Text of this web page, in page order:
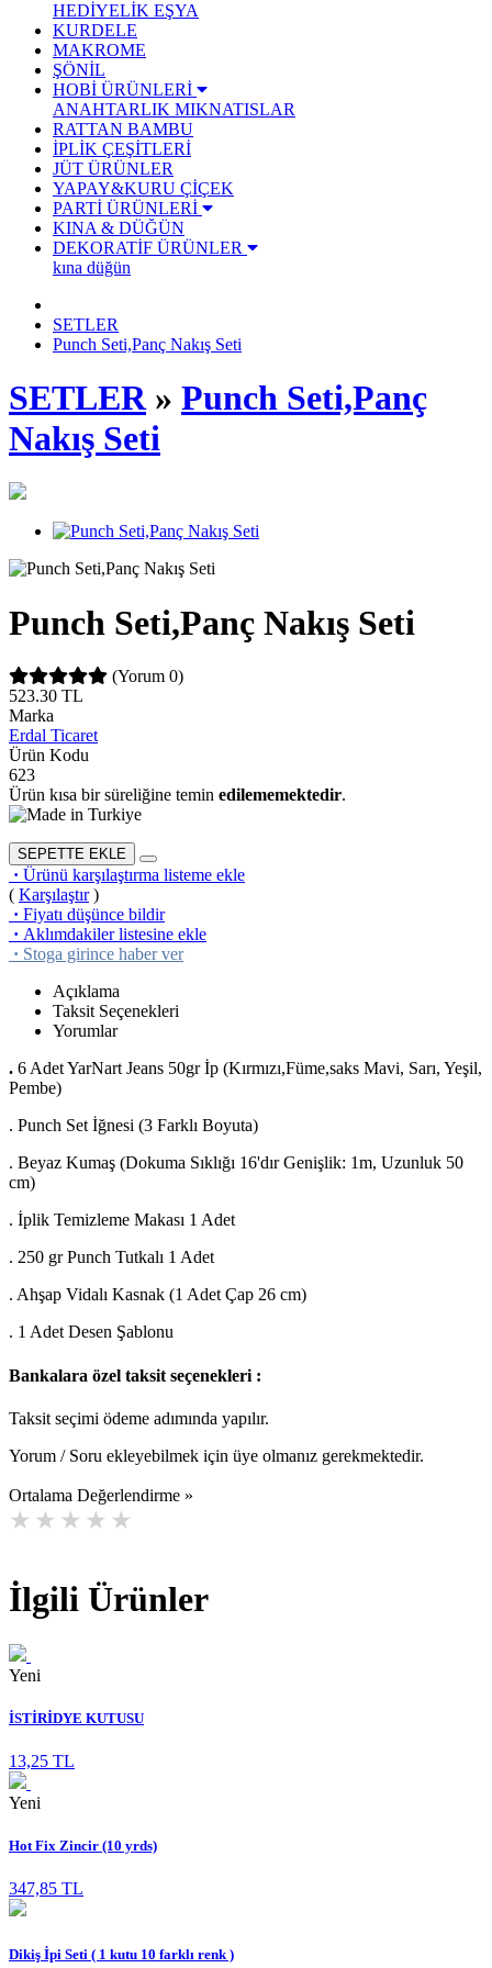
HEDİYELİK EŞYA
KURDELE
MAKROME
ŞÖNİL
HOBİ ÜRÜNLERİ
ANAHTARLIK MIKNATISLAR
RATTAN BAMBU
İPLİK ÇEŞİTLERİ
JÜT ÜRÜNLER
YAPAY&KURU ÇİÇEK
PARTİ ÜRÜNLERİ
KINA & DÜĞÜN
DEKORATİF ÜRÜNLER
kına düğün
SETLER
Punch Seti,Panç Nakış Seti
SETLER » Punch Seti,Panç
Nakış Seti
Punch Seti,Panç Nakış Seti
(Yorum 0)
523.30 TL
Marka
Erdal Ticaret
Ürün Kodu
623
Ürün kısa bir süreliğine temin edilememektedir.
SEPETTE EKLE
· Ürünü karşılaştırma listeme ekle
( Karşılaştır)
· Fiyatı düşünce bildir
· Aklımdakiler listesine ekle
· Stoga girince haber ver
Açıklama
Taksit Seçenekleri
Yorumlar
. 6 Adet YarNart Jeans 50gr İp (Kırmızı,Füme,saks Mavi, Sarı, Yeşil,
Pembe)
. Punch Set İğnesi (3 Farklı Boyuta)
. Beyaz Kumaş (Dokuma Sıklığı 16'dır Genişlik: 1m, Uzunluk 50
cm)
. İplik Temizleme Makası 1 Adet
. 250 gr Punch Tutkalı 1 Adet
. Ahşap Vidalı Kasnak (1 Adet Çap 26 cm)
. 1 Adet Desen Şablonu
Bankalara özel taksit seçenekleri :
Taksit seçimi ödeme adımında yapılır.
Yorum / Soru ekleyebilmek için üye olmanız gerekmektedir.
Ortalama Değerlendirme »
İlgili Ürünler
Yeni
İSTİRİDYE KUTUSU
13,25 TL
Yeni
Hot Fix Zincir (10 yrds)
347,85 TL
Dikiş İpi Seti ( 1 kutu 10 farklı renk )